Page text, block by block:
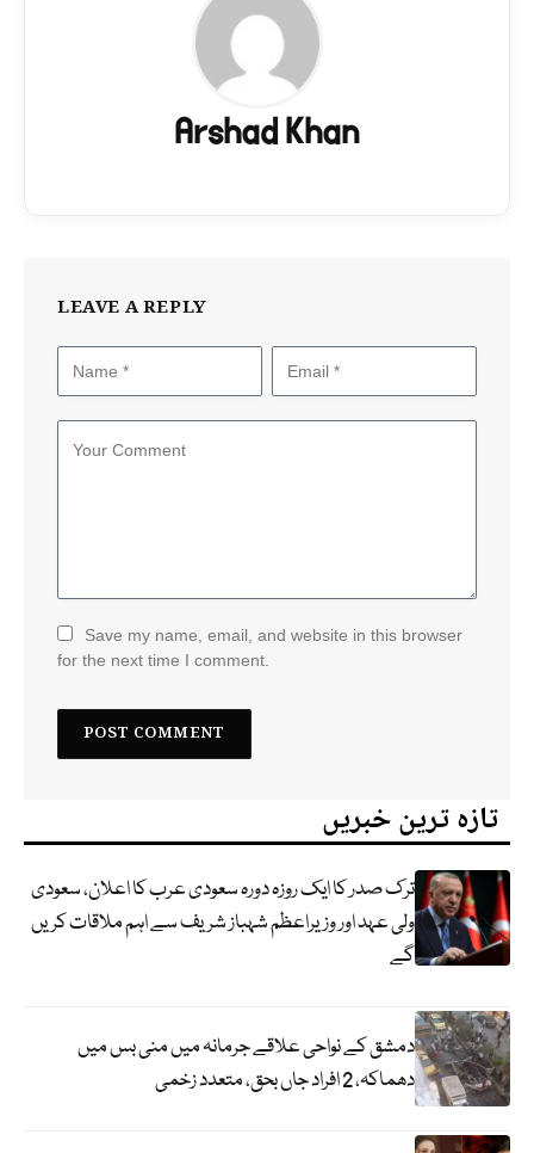
Arshad Khan
LEAVE A REPLY
Save my name, email, and website in this browser
for the next time I comment.
تازہ ترین خبریں
ترک صدر کا ایک روزہ دورہ سعودی عرب کا اعلان، سعودی
ولی عہد اور وزیراعظم شہباز شریف سے اہم ملاقات کریں
گے
دمشق کے نواحی علاقے جرمانہ میں منی بس میں
دھماکہ، 2 افراد جاں بحق، متعدد زخمی